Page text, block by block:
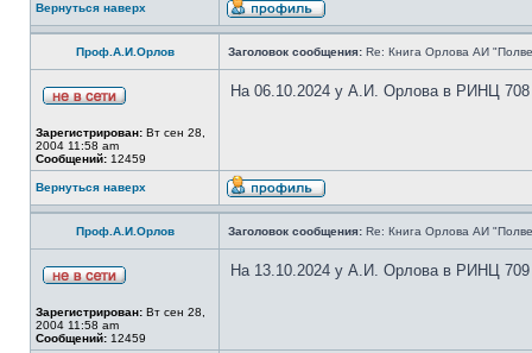
Вернуться наверх
Проф.А.И.Орлов Заголовок сообщения: Re: Книга Орлова АИ
Зарегистрирован: Вт сен 28,
2004 11:58 am
Сообщений: 12459
На 06.10.2024 у А.И. Орлова в РИНЦ 708
Вернуться наверх
Проф.А.И.Орлов Заголовок сообщения: Re: Книга Орлова АИ
Зарегистрирован: Вт сен 28,
2004 11:58 am
Сообщений: 12459
На 13.10.2024 у А.И. Орлова в РИНЦ 709